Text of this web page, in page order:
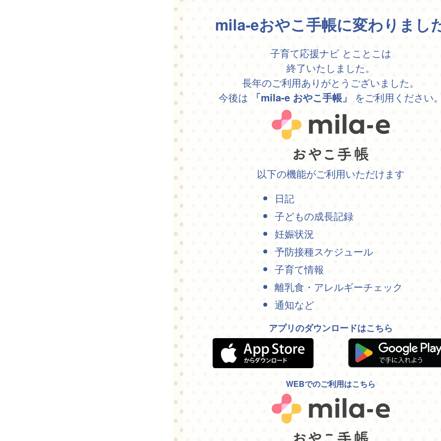
mila-eおやこ手帳に変わりまし
子育て応援ナビ とことこは
終了いたしました。
長年のご利用ありがとうございました。
今後は
「mila-e おやこ手帳」 をご利用ください
以下の機能がご利用いただけます
日記
子どもの成長記録
妊娠状況
予防接種スケジュール
子育て情報
離乳食・アレルギーチェック
通知など
アプリのダウンロードはこちら
WEBでのご利用はこちら